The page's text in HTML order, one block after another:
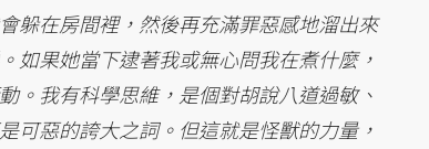
躲在房間裡，然後再充滿罪惡感地溜出來
如果她當下逮著我或無心問我在煮什麼，
。我有科學思維，是個對胡說八道過敏、
可惡的誇大之詞。但這就是怪獸的力量，